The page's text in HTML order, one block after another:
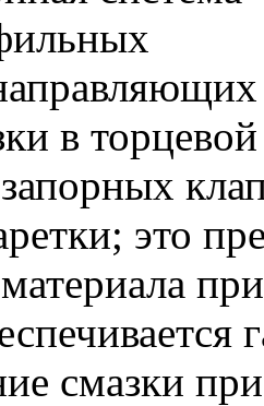
в
это
смазки